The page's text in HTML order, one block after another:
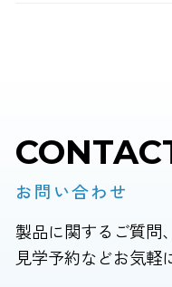
お問い合わせ
製品に関するご質問
見学予約などお気軽